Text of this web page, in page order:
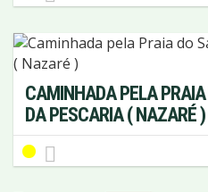
CAMINHADA PELA
DA PESCARIA ( NAZARÉ )